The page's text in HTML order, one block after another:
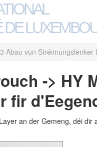
DE
Abau vun
-> HY
fir
an der Gemeng, déi